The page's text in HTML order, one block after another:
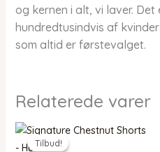
og kernen i alt, vi laver. Det
hundredtusindvis af
som altid er førstevalget.
Relaterede varer
Tilbud!
Tilbud!